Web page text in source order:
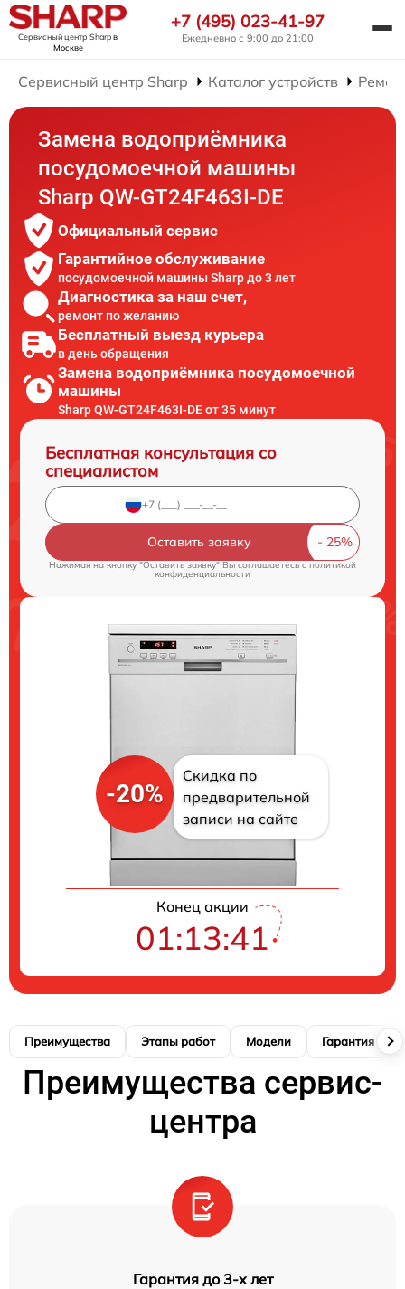
Сервисный центр Sharpв
Москве
+7 (495) 023-41-97
Ежедневно с 9:00 до 21:00
Сервисный центр Sharp Каталог устройств
Замена водоприёмника
посудомоечной машины
Sharp QW-GT24F463I-DE
Официальный сервис
Гарантийное обслуживание
посудомоечной машины Sharp до 3 лет
Диагностика за наш счет,
ремонт по желанию
Бесплатный выезд курьера
в день обращения
Замена водоприёмника посудомоечной
машины
Sharp QW-GT24F463I-DE от 35 минут
Бесплатная консультация со
специалистом
Оставить заявку
Нажимая на кнопку "Оставить заявку" Вы соглашаетесь cполитикой
конфиденциальности
-20%
Скидка по
предварительной
записи на сайте
Конец акции
01:13:40
Преимущества Этапы работ Модели Гарантия
Преимущества сервис-
центра
Гарантия до 3-х лет